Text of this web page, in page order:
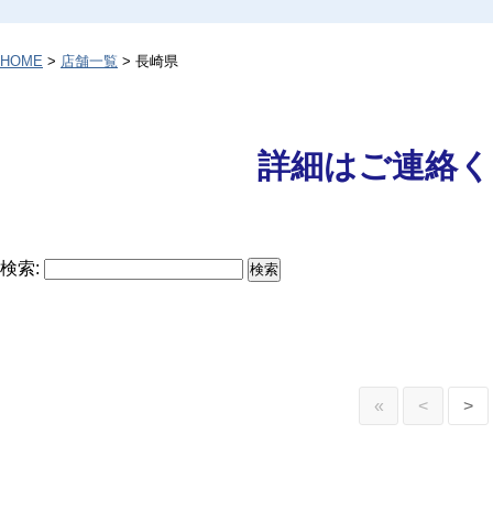
HOME > 店舗一覧 > 長崎県
詳細はご連絡
検索:
« < >